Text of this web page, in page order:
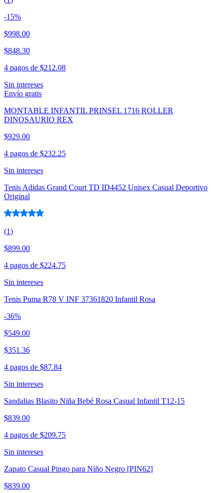
-15%
$998.00
$848.30
4 pagos de $212.08
Sin intereses
Envío gratis
MONTABLE INFANTIL PRINSEL 1716 ROLLER
DINOSAURIO REX
$929.00
4 pagos de $232.25
Sin intereses
Tenis Adidas Grand Court TD ID4452 Unisex Casual Deportivo
Original
(1)
$899.00
4 pagos de $224.75
Sin intereses
Tenis Puma R78 V INF 37361820 Infantil Rosa
-36%
$549.00
$351.36
4 pagos de $87.84
Sin intereses
Sandalias Blasito Niña Bebé Rosa Casual Infantil T12-15
$839.00
4 pagos de $209.75
Sin intereses
Zapato Casual Pingo para Niño Negro [PIN62]
$839.00